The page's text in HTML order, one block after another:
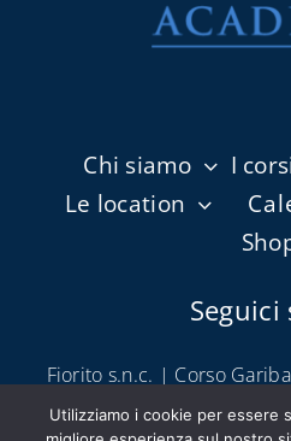
Chi siamo I
Le location
Seguici
Fiorito s.n.c. | Corso
info@fioritoshop.it
Utilizziamo i cookie per essere